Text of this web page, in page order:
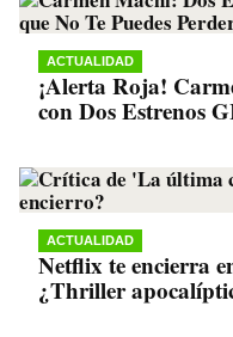
ACTUALIDAD
¡Alerta Roja!
con Dos Estrenos
ACTUALIDAD
Netflix te encierra
¿Thriller